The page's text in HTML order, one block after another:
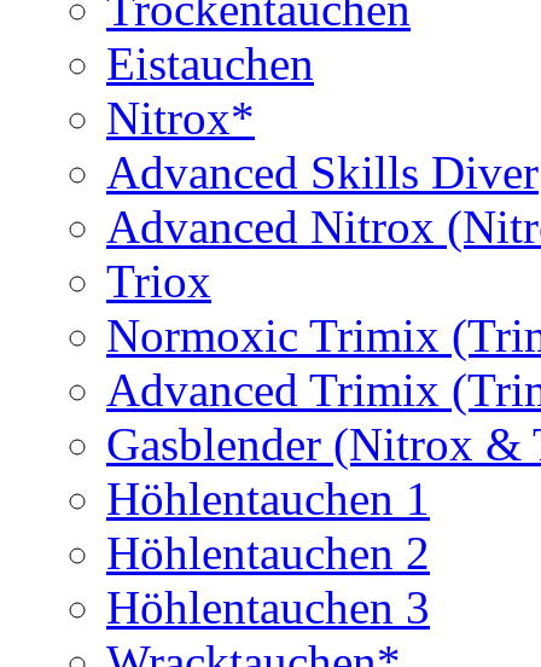
Eistauchen
Nitrox*
Advanced Skills Diver
Advanced Nitrox
Triox
Normoxic Trimix
Advanced Trimix
Gasblender (Nitrox
Höhlentauchen 1
Höhlentauchen 2
Höhlentauchen 3